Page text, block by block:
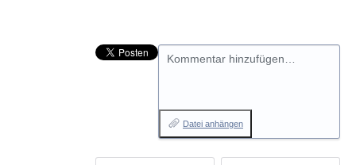
Kommentar hinzufügen…
Datei anhängen